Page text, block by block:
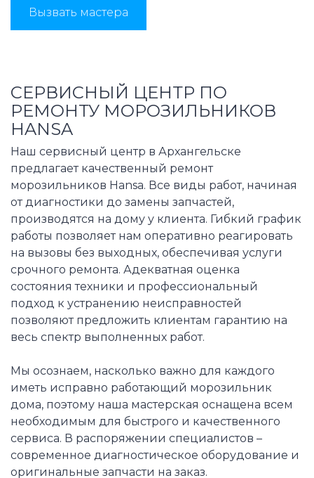
Вызвать мастера
СЕРВИСНЫЙ ЦЕНТР ПО
РЕМОНТУ МОРОЗИЛЬНИКОВ
HANSA
Наш сервисный центр в Архангельске
предлагает качественный ремонт
морозильников Hansa. Все виды работ, начиная
от диагностики до замены запчастей,
производятся на дому у клиента. Гибкий график
работы позволяет нам оперативно реагировать
на вызовы без выходных, обеспечивая услуги
срочного ремонта. Адекватная оценка
состояния техники и профессиональный
подход к устранению неисправностей
позволяют предложить клиентам гарантию на
весь спектр выполненных работ.
Мы осознаем, насколько важно для каждого
иметь исправно работающий морозильник
дома, поэтому наша мастерская оснащена всем
необходимым для быстрого и качественного
сервиса. В распоряжении специалистов –
современное диагностическое оборудование и
оригинальные запчасти на заказ.